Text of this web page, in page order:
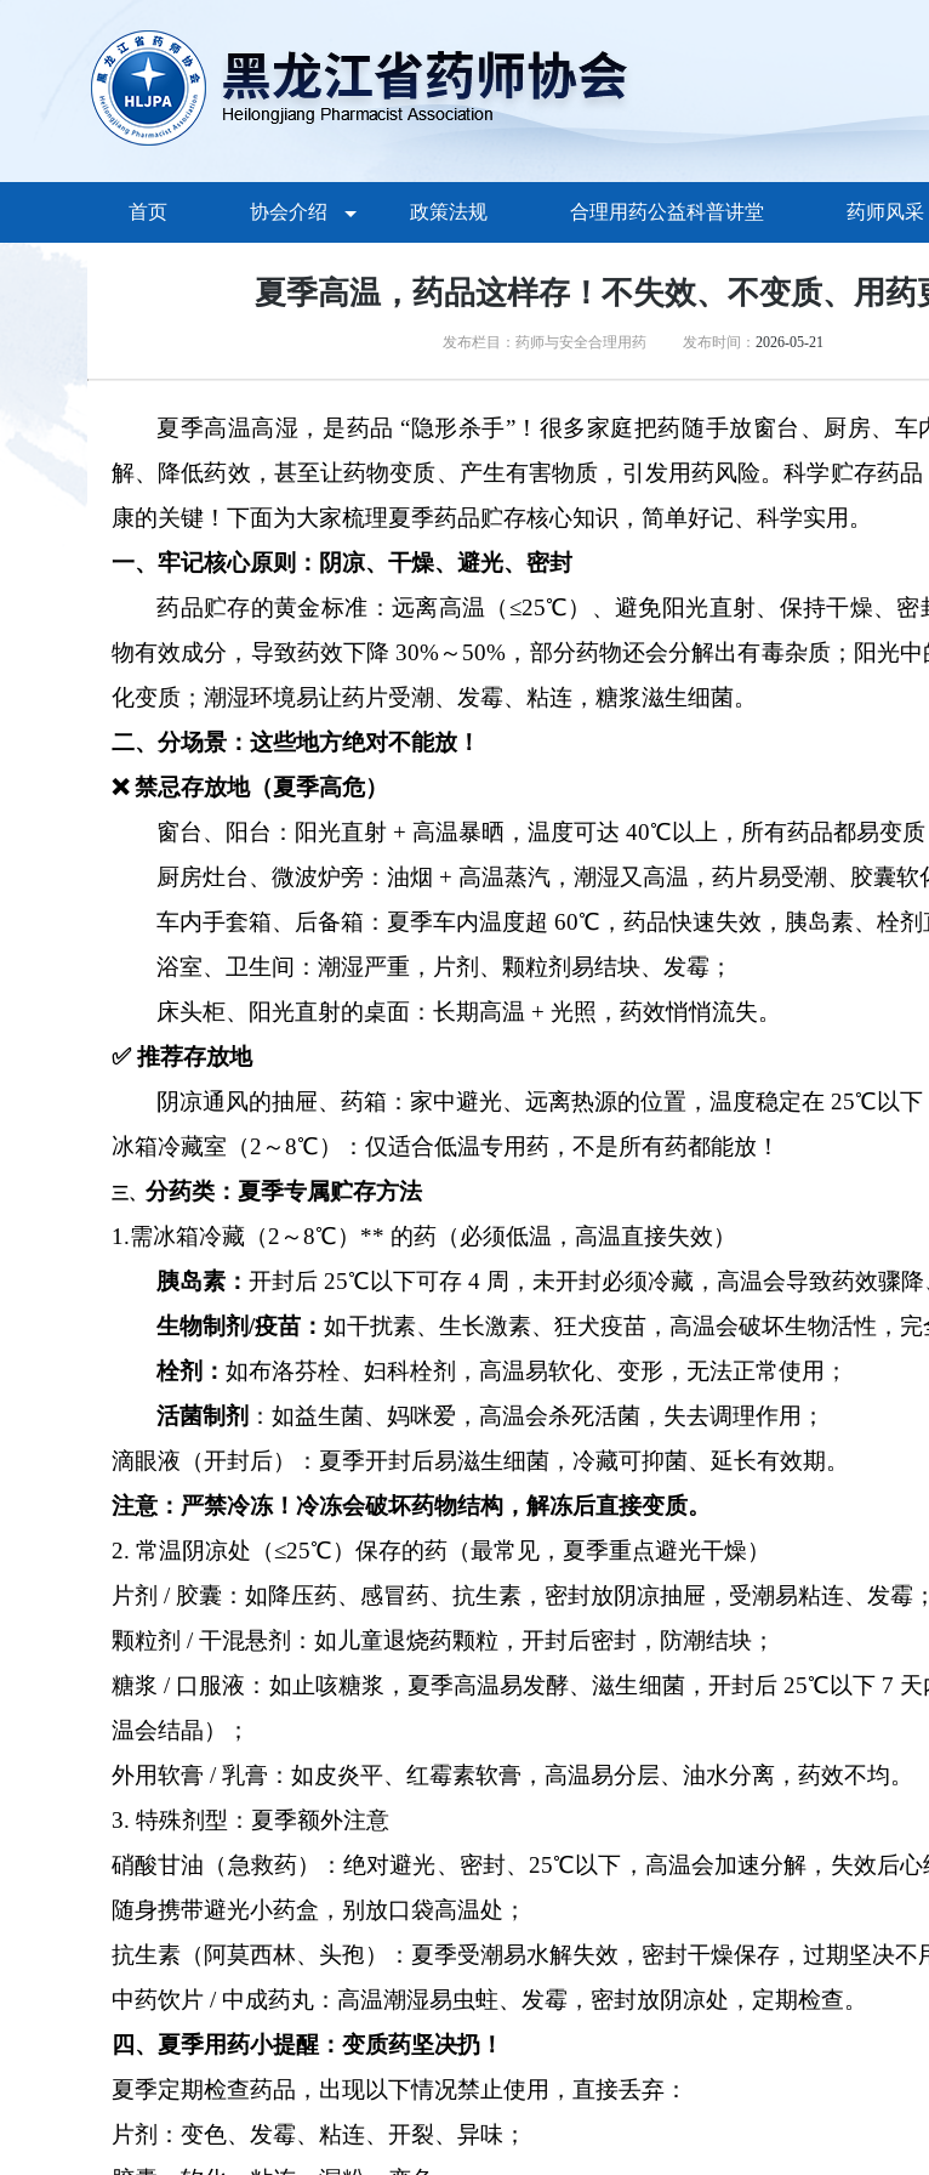
首页 协会介绍 政策法规 合理用药公益科普讲堂 药师风采
夏季高温，药品这样存！不失效、不变质、用药
发布栏目：药师与安全合理用药 发布时间： 2026-05-21
夏季高温高湿，是药品 “隐形杀手”！很多家庭把药随手放窗台、厨房、车
解、降低药效，甚至让药物变质、产生有害物质，引发用药风险。科学贮存药
康的关键！下面为大家梳理夏季药品贮存核心知识，简单好记、科学实用。
一、牢记核心原则：阴凉、干燥、避光、密封
药品贮存的黄金标准：远离高温（≤25℃）、避免阳光直射、保持干燥、密
物有效成分，导致药效下降 30%～50%，部分药物还会分解出有毒杂质；阳光
化变质；潮湿环境易让药片受潮、发霉、粘连，糖浆滋生细菌。
二、分场景：这些地方绝对不能放！
❌ 禁忌存放地（夏季高危）
窗台、阳台：阳光直射 + 高温暴晒，温度可达 40℃以上，所有药品都易变质
厨房灶台、微波炉旁：油烟 + 高温蒸汽，潮湿又高温，药片易受潮、胶囊软
车内手套箱、后备箱：夏季车内温度超 60℃，药品快速失效，胰岛素、栓剂
浴室、卫生间：潮湿严重，片剂、颗粒剂易结块、发霉；
床头柜、阳光直射的桌面：长期高温 + 光照，药效悄悄流失。
✅ 推荐存放地
阴凉通风的抽屉、药箱：家中避光、远离热源的位置，温度稳定在 25℃以下
冰箱冷藏室（2～8℃）：仅适合低温专用药，不是所有药都能放！
三、 分药类：夏季专属贮存方法
1.需冰箱冷藏（2～8℃）** 的药（必须低温，高温直接失效）
胰岛素：开封后 25℃以下可存 4 周，未开封必须冷藏，高温会导致药效骤降
生物制剂/疫苗：如干扰素、生长激素、狂犬疫苗，高温会破坏生物活性，完
栓剂：如布洛芬栓、妇科栓剂，高温易软化、变形，无法正常使用；
活菌制剂 ：如益生菌、妈咪爱，高温会杀死活菌，失去调理作用；
滴眼液（开封后）：夏季开封后易滋生细菌，冷藏可抑菌、延长有效期。
注意：严禁冷冻！冷冻会破坏药物结构，解冻后直接变质。
2. 常温阴凉处（≤25℃）保存的药（最常见，夏季重点避光干燥）
片剂 / 胶囊：如降压药、感冒药、抗生素，密封放阴凉抽屉，受潮易粘连、发霉；
颗粒剂 / 干混悬剂：如儿童退烧药颗粒，开封后密封，防潮结块；
糖浆 / 口服液：如止咳糖浆，夏季高温易发酵、滋生细菌，开封后 25℃以下 7
温会结晶）；
外用软膏 / 乳膏：如皮炎平、红霉素软膏，高温易分层、油水分离，药效不均。
3. 特殊剂型：夏季额外注意
硝酸甘油（急救药）：绝对避光、密封、 25℃以下，高温会加速分解，失效后心
随身携带避光小药盒，别放口袋高温处；
抗生素（阿莫西林、头孢）：夏季受潮易水解失效，密封干燥保存，过期坚决不
中药饮片 / 中成药丸：高温潮湿易虫蛀、发霉，密封放阴凉处，定期检查。
四、夏季用药小提醒：变质药坚决扔！
夏季定期检查药品，出现以下情况禁止使用，直接丢弃：
片剂：变色、发霉、粘连、开裂、异味；